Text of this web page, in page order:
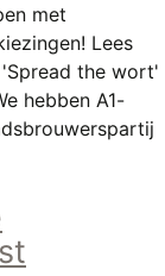
met
Lees
the wort'
hebben A1-